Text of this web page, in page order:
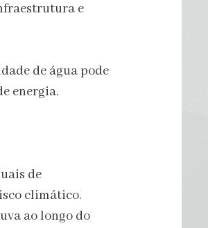
e
de água pode
energia.
de
climático.
ao longo do